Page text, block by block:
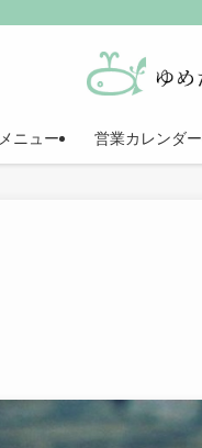
メニュー 営業カレンダー